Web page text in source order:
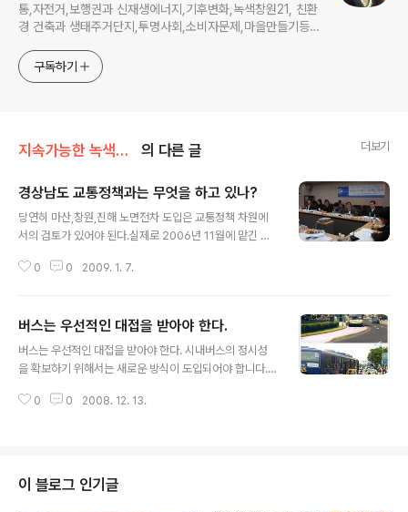
통,자전거,보행권과 신재생에너지,기후변화,녹색창원21, 친환
경 건축과 생태주거단지,투명사회,소비자문제,마을만들기등...
구독하기
지속가능한 녹색교통 의 다른 글 더보기
경상남도 교통정책과는 무엇을 하고 있나?
당연히 마산,창원,진해 노면전차 도입은 교통정책 차원에
서의 검토가 있어야 된다.실제로 2006년 11월에 맡긴 과
여건 전망,경남의 장래 교통수요등이 포함되어 있다.그리
물류과가 이 업무를 담당하고 있다. 이렇게 일이 진행됨으
로써 다음과 같은 문제가 발생하고 있다. 1. 노면전차를 주
된 내용으로 하는 도시철도 기본계획에 현재의 대중교통과
가 전혀 관여하지 않기 때문에 노면전차에 대한 대중교통
0 0 2009. 1. 7.
버스는 우선적인 대접을 받아야 한다.
버스는 우선적인 대접을 받아야 한다. 시내버스의 정시성
을 확보하기 위해서는 새로운 방식이 도입되어야 합니다.
행하는 모습입니다. 대중교통으로서의 시내버스가 이정도
0 0 2008. 12. 13.
이 블로그 인기글